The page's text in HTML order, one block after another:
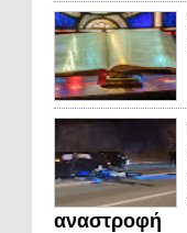
αναστροφή